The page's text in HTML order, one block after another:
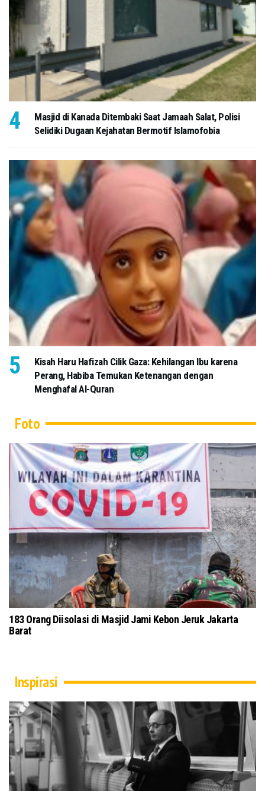
Masjid di Kanada Ditembaki Saat Jamaah Salat, Polisi
Selidiki Dugaan Kejahatan Bermotif Islamofobia
Kisah Haru Hafizah Cilik Gaza: Kehilangan Ibu karena
Perang, Habiba Temukan Ketenangan dengan
Menghafal Al-Quran
Foto
Ulama Jawa Timur Gelar Istigasah
183 Orang Diisolasi
Inspirasi